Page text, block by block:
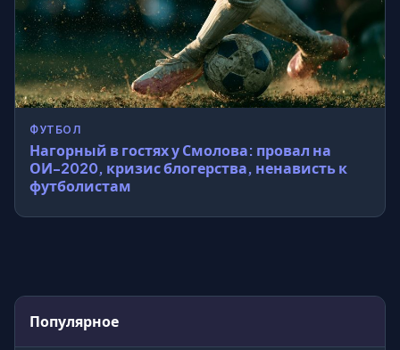
ФУТБОЛ
Нагорный в гостях у Смолова: провал на
ОИ-2020, кризис блогерства, ненависть к
футболистам
Популярное